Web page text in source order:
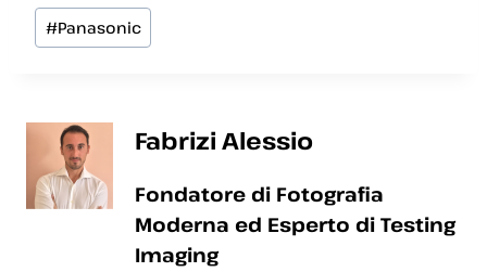
Tag
articolo:
#Panasonic
Fabrizi Alessio
Fondatore di Fotografia
Moderna ed Esperto di Testing
Imaging